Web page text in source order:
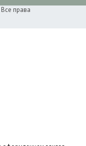
права